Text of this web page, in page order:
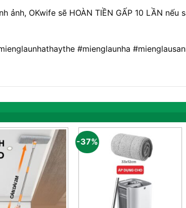
ảnh, OKwife sẽ HOÀN TIỀN GẤP 10 LẦN nếu
#mienglaunha
-37%